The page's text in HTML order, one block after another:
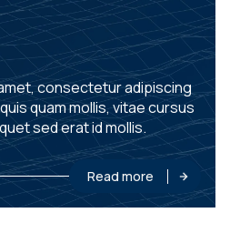
consectetur adipiscing
quam mollis, vitae cursus
sed erat id mollis.
Read more